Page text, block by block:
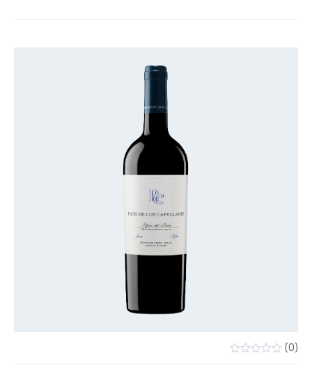
(0)